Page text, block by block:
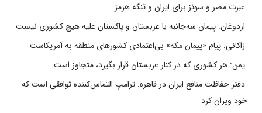
عبرت مصر و سوئز برای ایران و تنگه هرمز
اردوغان: پیمان سه‌جانبه با عربستان و پاکستان علیه هیچ کشوری نیست
زاکانی: پیام «پیمان مکه» بی‌اعتمادی کشورهای منطقه به آمریکاست
یمن: هر کشوری که در کنار عربستان قرار بگیرد، متجاوز است
دفتر حفاظت منافع ایران در قاهره: ترامپ التماس‌کننده توافقی است که
خود ویران کرد